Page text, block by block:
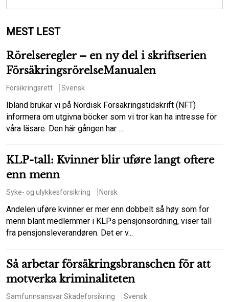
MEST LEST
Rörelseregler – en ny del i skriftserien
FörsäkringsrörelseManualen
Forsikringsrett Svensk
Ibland brukar vi på Nordisk Försäkringstidskrift (NFT)
informera om utgivna böcker som vi tror kan ha intresse för
våra läsare. Den här gången har ...
KLP-tall: Kvinner blir uføre langt oftere
enn menn
Syke- og ulykkesforsikring Norsk
Andelen uføre kvinner er mer enn dobbelt så høy som for
menn blant medlemmer i KLPs pensjonsordning, viser tall
fra pensjonsleverandøren. Det er v...
Så arbetar försäkringsbranschen för att
motverka kriminaliteten
SamfunnsansvarSkadeforsikring Svensk